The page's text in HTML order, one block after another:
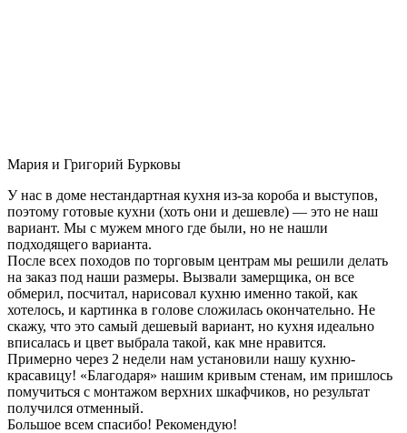
Мария и Григорий Бурковы
У нас в доме нестандартная кухня из-за короба и выступов,
поэтому готовые кухни (хоть они и дешевле) — это не наш
вариант. Мы с мужем много где были, но не нашли
подходящего варианта.
После всех походов по торговым центрам мы решили делать
на заказ под наши размеры. Вызвали замерщика, он все
обмерил, посчитал, нарисовал кухню именно такой, как
хотелось, и картинка в голове сложилась окончательно. Не
скажу, что это самый дешевый вариант, но кухня идеально
вписалась и цвет выбрала такой, как мне нравится.
Примерно через 2 недели нам установили нашу кухню-
красавицу! «Благодаря» нашим кривым стенам, им пришлось
помучиться с монтажом верхних шкафчиков, но результат
получился отменный.
Большое всем спасибо! Рекомендую!